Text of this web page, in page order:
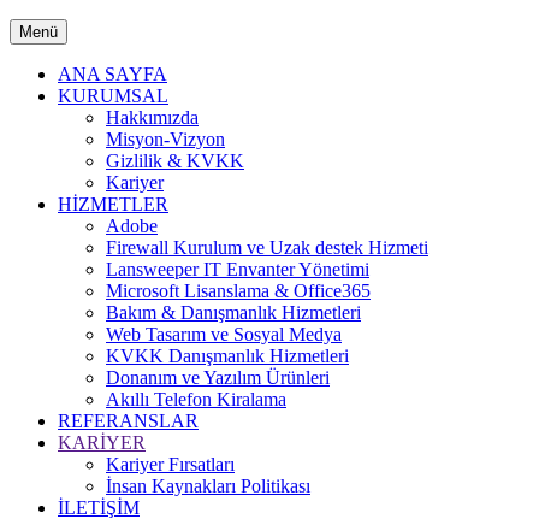
Menü
ANA SAYFA
KURUMSAL
Hakkımızda
Misyon-Vizyon
Gizlilik & KVKK
Kariyer
HİZMETLER
Adobe
Firewall Kurulum ve Uzak destek Hizmeti
Lansweeper IT Envanter Yönetimi
Microsoft Lisanslama & Office365
Bakım & Danışmanlık Hizmetleri
Web Tasarım ve Sosyal Medya
KVKK Danışmanlık Hizmetleri
Donanım ve Yazılım Ürünleri
Akıllı Telefon Kiralama
REFERANSLAR
KARİYER
Kariyer Fırsatları
İnsan Kaynakları Politikası
İLETİŞİM